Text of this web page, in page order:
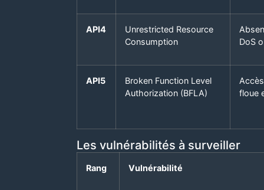
API4
Unrestricted Resource
Consumption
DoS
API5
Broken Function Level
Authorization (BFLA)
floue
Les vulnérabilités à surveiller
Rang Vulnérabilité